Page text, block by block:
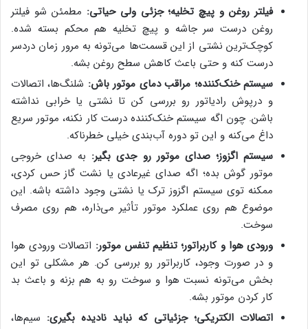
فیلتر روغن و پیچ تخلیه؛ جزئی ولی حیاتی: مطمئن شو فیلتر
روغن درست سر جاشه و پیچ تخلیه هم محکم بسته شده.
کوچک‌ترین نشتی از این قسمت‌ها می‌تونه به مرور زمان دردسر
درست کنه و حتی باعث کاهش سطح روغن بشه.
سیستم خنک‌کننده؛ مراقب دمای موتور باش: شلنگ‌ها، اتصالات
و درپوش رادیاتور رو بررسی کن تا نشتی یا خرابی نداشته
باشن. چون اگه سیستم خنک‌کننده درست کار نکنه، موتور سریع
داغ می‌کنه و این تو دوره آب‌بندی خیلی خطرناکه.
سیستم اگزوز؛ صدای موتور رو جدی بگیر: به صدای خروجی
موتور گوش بده؛ اگه صدای غیرعادی یا نشت گاز حس کردی،
ممکنه توی سیستم اگزوز ترک یا نشتی وجود داشته باشه. این
موضوع هم روی عملکرد موتور تأثیر می‌ذاره، هم روی مصرف
سوخت.
ورودی هوا و کاربراتور؛ تنظیم تنفس موتور: اتصالات ورودی هوا
و در صورت وجود، کاربراتور رو بررسی کن. هر مشکلی تو این
بخش می‌تونه نسبت هوا و سوخت رو به هم بزنه و باعث بد
کار کردن موتور بشه.
اتصالات الکتریکی؛ جزئیاتی که نباید نادیده بگیری: سیم‌ها،